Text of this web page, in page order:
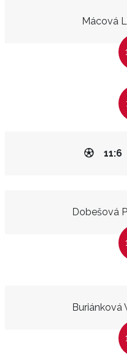
Mácová
11:6
Dobešová
Buriánková